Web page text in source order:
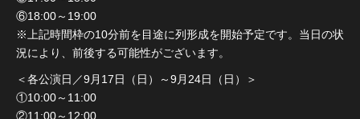
⑥18:00～19:00
※上記時間枠の10分前を目途に列形成を開始予定です。当日の状
況により、前後する可能性がございます。
＜各公演日／9月17日（日）～9月24日（日）＞
①10:00～11:00
②11:00～12:00